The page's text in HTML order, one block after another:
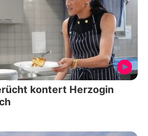
kontert Herzogin